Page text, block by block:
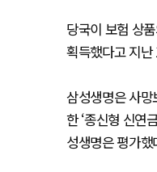
당국이 보험 상
획득했다고 지난
삼성생명은 사
한 ‘종신형 신연
성생명은 평가했